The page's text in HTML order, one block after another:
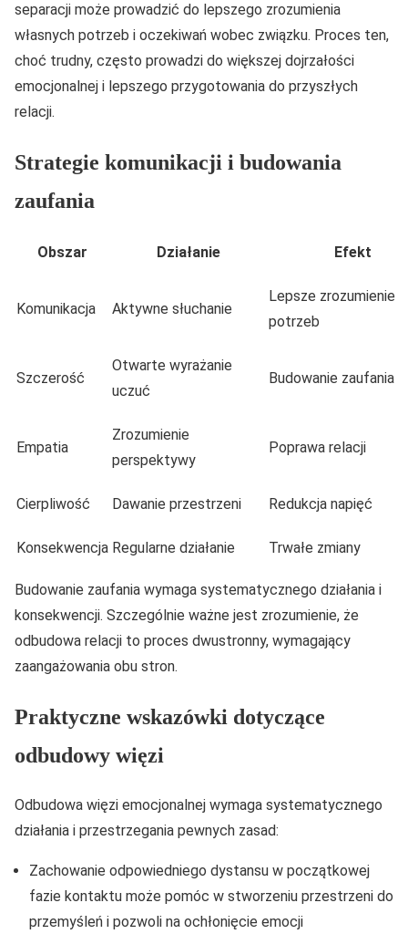
separacji może prowadzić do lepszego zrozumienia
własnych potrzeb i oczekiwań wobec związku. Proces ten,
choć trudny, często prowadzi do większej dojrzałości
emocjonalnej i lepszego przygotowania do przyszłych
relacji.
Strategie komunikacji i budowania
zaufania
Obszar Działanie Efekt
Komunikacja Aktywne słuchanie
Lepsze zrozumienie
potrzeb
Szczerość
Otwarte wyrażanie
uczuć
Budowanie zaufania
Empatia
Zrozumienie
perspektywy
Poprawa relacji
Cierpliwość Dawanie przestrzeni Redukcja napięć
Konsekwencja Regularne działanie Trwałe zmiany
Budowanie zaufania wymaga systematycznego działania i
konsekwencji. Szczególnie ważne jest zrozumienie, że
odbudowa relacji to proces dwustronny, wymagający
zaangażowania obu stron.
Praktyczne wskazówki dotyczące
odbudowy więzi
Odbudowa więzi emocjonalnej wymaga systematycznego
działania i przestrzegania pewnych zasad:
Zachowanie odpowiedniego dystansu w początkowej
fazie kontaktu może pomóc w stworzeniu przestrzeni do
przemyśleń i pozwoli na ochłonięcie emocji